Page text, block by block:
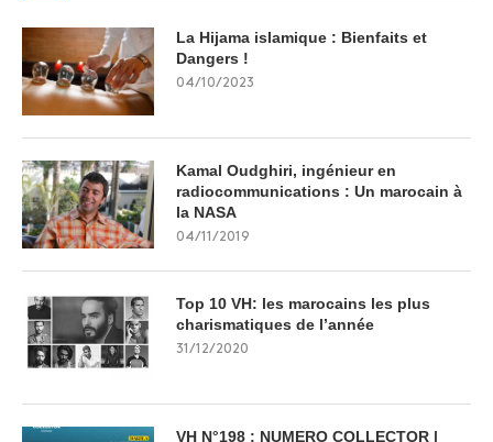
La Hijama islamique : Bienfaits et
Dangers !
04/10/2023
Kamal Oudghiri, ingénieur en
radiocommunications : Un marocain à
la NASA
04/11/2019
Top 10 VH: les marocains les plus
charismatiques de l’année
31/12/2020
VH N°198 : NUMERO COLLECTOR |